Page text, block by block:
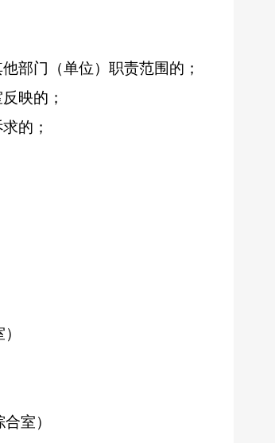
部门（单位）职责范围的；
映的；
的；
室）